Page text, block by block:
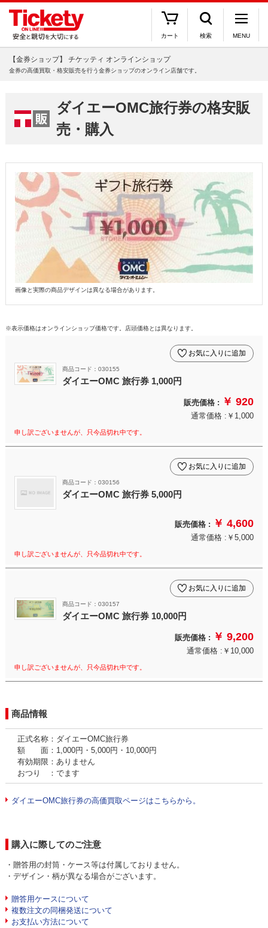
カート 検索 MENU
【金券ショップ】 チケッティ オンラインショップ
金券の高価買取・格安販売を行う金券ショップのオンライン店舗です。
ダイエーOMC旅行券の格安販
売・購入
画像と実際の商品デザインは異なる場合があります。
※表示価格はオンラインショップ価格です。店頭価格とは異なります。
商品コード：030155
ダイエーOMC 旅行券 1,000円
お気に入りに追加
販売価格 : ￥ 920
通常価格 :￥1,000
申し訳ございませんが、只今品切れ中です。
商品コード：030156
ダイエーOMC 旅行券 5,000円
お気に入りに追加
販売価格 : ￥ 4,600
通常価格 :￥5,000
申し訳ございませんが、只今品切れ中です。
商品コード：030157
ダイエーOMC 旅行券 10,000円
お気に入りに追加
販売価格 : ￥ 9,200
通常価格 :￥10,000
申し訳ございませんが、只今品切れ中です。
商品情報
正式名称：ダイエーOMC旅行券
額 面：1,000円・5,000円・10,000円
有効期限：ありません
おつり ：でます
ダイエーOMC旅行券の高価買取ページはこちらから。
購入に際してのご注意
・贈答用の封筒・ケース等は付属しておりません。
・デザイン・柄が異なる場合がございます。
贈答用ケースについて
複数注文の同梱発送について
お支払い方法について